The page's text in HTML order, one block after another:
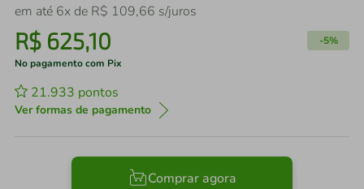
em até 6x de R$ 109,66 s/juros
R$ 625,10 -5%
No pagamento com Pix
21.933 pontos
Ver formas de pagamento
Comprar agora